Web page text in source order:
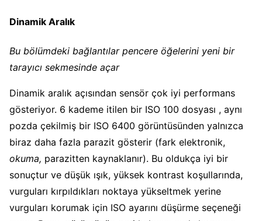
Dinamik Aralık
Bu bölümdeki bağlantılar pencere öğelerini yeni bir
tarayıcı sekmesinde açar
Dinamik aralık açısından sensör çok iyi performans
gösteriyor. 6 kademe itilen bir ISO 100 dosyası , aynı
pozda çekilmiş bir ISO 6400 görüntüsünden yalnızca
biraz daha fazla parazit gösterir (fark elektronik,
okuma, parazitten kaynaklanır). Bu oldukça iyi bir
sonuçtur ve düşük ışık, yüksek kontrast koşullarında,
vurguları kırpıldıkları noktaya yükseltmek yerine
vurguları korumak için ISO ayarını düşürme seçeneği